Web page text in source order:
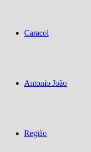
Caracol
Antonio João
Região